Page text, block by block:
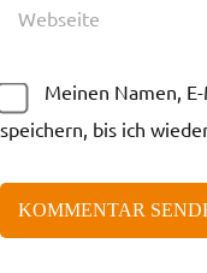
Meinen Namen,
speichern, bis ich